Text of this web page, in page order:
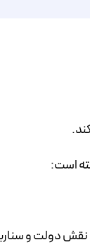
است:
نقش دولت و